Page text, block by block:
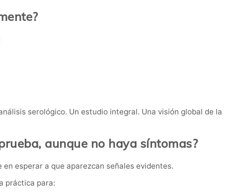
serológico. Un estudio integral. Una visión global de la
aunque no haya síntomas?
esperar a que aparezcan señales evidentes.
práctica para: